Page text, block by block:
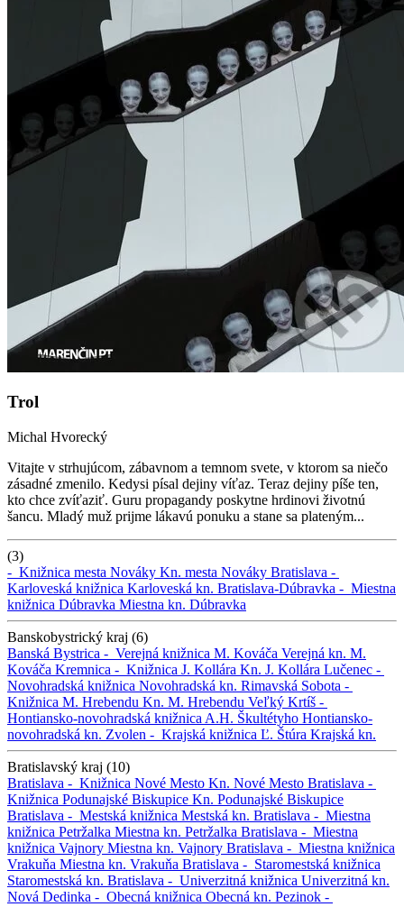
Trol
Michal Hvorecký
Vitajte v strhujúcom, zábavnom a temnom svete, v ktorom sa niečo
zásadné zmenilo. Kedysi písal dejiny víťaz. Teraz dejiny píše ten,
kto chce zvíťaziť. Guru propagandy poskytne hrdinovi životnú
šancu. Mladý muž prijme lákavú ponuku a stane sa plateným...
(3)
- Knižnica mesta Nováky Kn. mesta Nováky Bratislava -
Karloveská knižnica Karloveská kn. Bratislava-Dúbravka - Miestna
knižnica Dúbravka Miestna kn. Dúbravka
Banskobystrický kraj (6)
Banská Bystrica - Verejná knižnica M. Kováča Verejná kn. M.
Kováča Kremnica - Knižnica J. Kollára Kn. J. Kollára Lučenec -
Novohradská knižnica Novohradská kn. Rimavská Sobota -
Knižnica M. Hrebendu Kn. M. Hrebendu Veľký Krtíš -
Hontiansko-novohradská knižnica A.H. Škultétyho Hontiansko-
novohradská kn. Zvolen - Krajská knižnica Ľ. Štúra Krajská kn.
Bratislavský kraj (10)
Bratislava - Knižnica Nové Mesto Kn. Nové Mesto Bratislava -
Knižnica Podunajské Biskupice Kn. Podunajské Biskupice
Bratislava - Mestská knižnica Mestská kn. Bratislava - Miestna
knižnica Petržalka Miestna kn. Petržalka Bratislava - Miestna
knižnica Vajnory Miestna kn. Vajnory Bratislava - Miestna knižnica
Vrakuňa Miestna kn. Vrakuňa Bratislava - Staromestská knižnica
Staromestská kn. Bratislava - Univerzitná knižnica Univerzitná kn.
Nová Dedinka - Obecná knižnica Obecná kn. Pezinok -